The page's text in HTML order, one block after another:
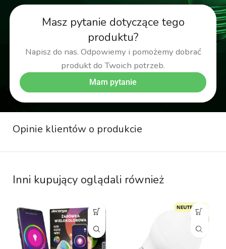
Masz pytanie dotyczące tego
produktu?
Napisz do nas. Odpowiemy i pomożemy dobrać
produkt do Twoich potrzeb.
Mam pytanie
Opinie klientów o produkcie
Inni kupujący oglądali również